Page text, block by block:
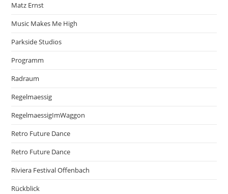
Matz Ernst
Music Makes Me High
Parkside Studios
Programm
Radraum
Regelmaessig
RegelmaessigImWaggon
Retro Future Dance
Retro Future Dance
Riviera Festival Offenbach
Rückblick